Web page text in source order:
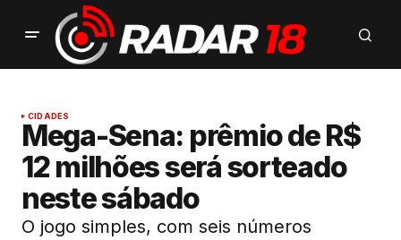
CIDADES
Mega-Sena: prêmio de R$
12 milhões será sorteado
neste sábado
O jogo simples, com seis números